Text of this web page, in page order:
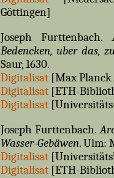
Göttingen]
Joseph Furttenbach.
Bedencken, uber das,
Saur, 1630.
Digitalisat[Max Planck
Digitalisat[ETH-
Digitalisat
Joseph Furttenbach.
Wasser-Gebäwen. Ulm:
Digitalisat
Digitalisat[ETH-